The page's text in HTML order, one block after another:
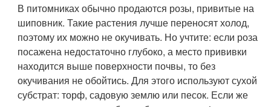
В питомниках обычно продаются розы, привитые на
шиповник. Такие растения лучше переносят холод,
поэтому их можно не окучивать. Но учтите: если роза
посажена недостаточно глубоко, а место прививки
находится выше поверхности почвы, то без
окучивания не обойтись. Для этого используют сухой
субстрат: торф, садовую землю или песок. Если же